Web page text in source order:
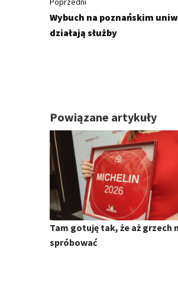
Wybuch na poznańskim
działają służby
Powiązane artykuły
Tam gotuję tak, że aż grzech
spróbować